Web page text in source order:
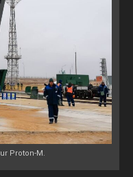
Proton-M.